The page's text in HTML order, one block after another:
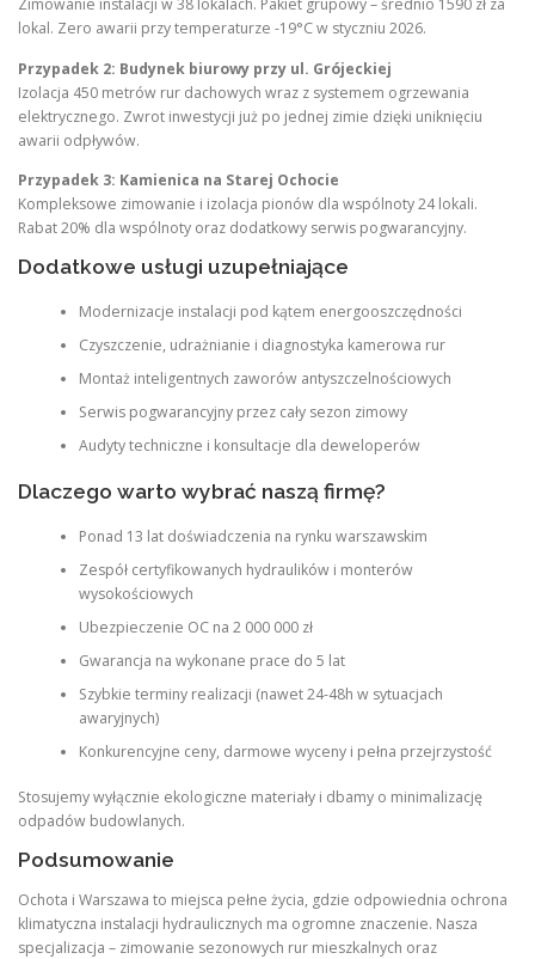
Zimowanie instalacji w 38 lokalach. Pakiet grupowy – średnio 1590 zł za
lokal. Zero awarii przy temperaturze -19°C w styczniu 2026.
Przypadek 2: Budynek biurowy przy ul. Grójeckiej
Izolacja 450 metrów rur dachowych wraz z systemem ogrzewania
elektrycznego. Zwrot inwestycji już po jednej zimie dzięki uniknięciu
awarii odpływów.
Przypadek 3: Kamienica na Starej Ochocie
Kompleksowe zimowanie i izolacja pionów dla wspólnoty 24 lokali.
Rabat 20% dla wspólnoty oraz dodatkowy serwis pogwarancyjny.
Dodatkowe usługi uzupełniające
Modernizacje instalacji pod kątem energooszczędności
Czyszczenie, udrażnianie i diagnostyka kamerowa rur
Montaż inteligentnych zaworów antyszczelnościowych
Serwis pogwarancyjny przez cały sezon zimowy
Audyty techniczne i konsultacje dla deweloperów
Dlaczego warto wybrać naszą firmę?
Ponad 13 lat doświadczenia na rynku warszawskim
Zespół certyfikowanych hydraulików i monterów
wysokościowych
Ubezpieczenie OC na 2 000 000 zł
Gwarancja na wykonane prace do 5 lat
Szybkie terminy realizacji (nawet 24-48h w sytuacjach
awaryjnych)
Konkurencyjne ceny, darmowe wyceny i pełna przejrzystość
Stosujemy wyłącznie ekologiczne materiały i dbamy o minimalizację
odpadów budowlanych.
Podsumowanie
Ochota i Warszawa to miejsca pełne życia, gdzie odpowiednia ochrona
klimatyczna instalacji hydraulicznych ma ogromne znaczenie. Nasza
specjalizacja – zimowanie sezonowych rur mieszkalnych oraz